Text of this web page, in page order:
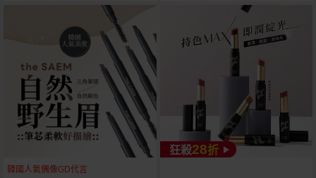
韓國人氣偶像GD代言
狂殺28折